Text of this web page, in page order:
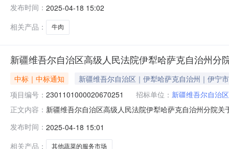
号:采购计划金额（元）:项目所在行政区划编码:654099
发布时间： 2025-04-18 15:02
相关产品：
牛肉
新疆维吾尔自治区高级人民法院伊犁哈萨克自治州分
中标｜中标通知
新疆维吾尔自治区｜伊犁哈萨克自治州｜伊宁市
项目编号： 2301101000020670251 招标单位： 新疆维吾尔自治
正文内容： 新疆维吾尔自治区高级人民法院伊犁哈萨克自治州分院
购计划文号:采购计划金额（元）:项目所在行政区划编码
发布时间： 2025-04-18 15:01
相关产品：
其他蔬菜的服务市场